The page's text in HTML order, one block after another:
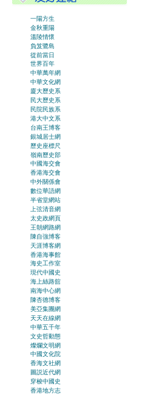
一陽方生
金秋重陽
溫陵情懷
負笈鷺島
從前當日
世界百年
中華萬年網
中華文化網
廈大歷史系
民大歷史系
民院民族系
港大中文系
台南王博客
銀城居士網
歷史座標尺
嶺南歷史部
中國海交會
香港海交會
中外關係會
數位華語網
半省堂網站
上弦清音網
太史政網頁
王朝網路網
陳自強博客
天涯博客網
香港海事館
海史工作室
現代中國史
海上絲路舘
南海中心網
陳杏德博客
美亞集團網
天天在線網
中華五千年
文史哲動態
燦爛文明網
中國文化院
香海文社網
圖説近代網
穿梭中國史
香港地方志